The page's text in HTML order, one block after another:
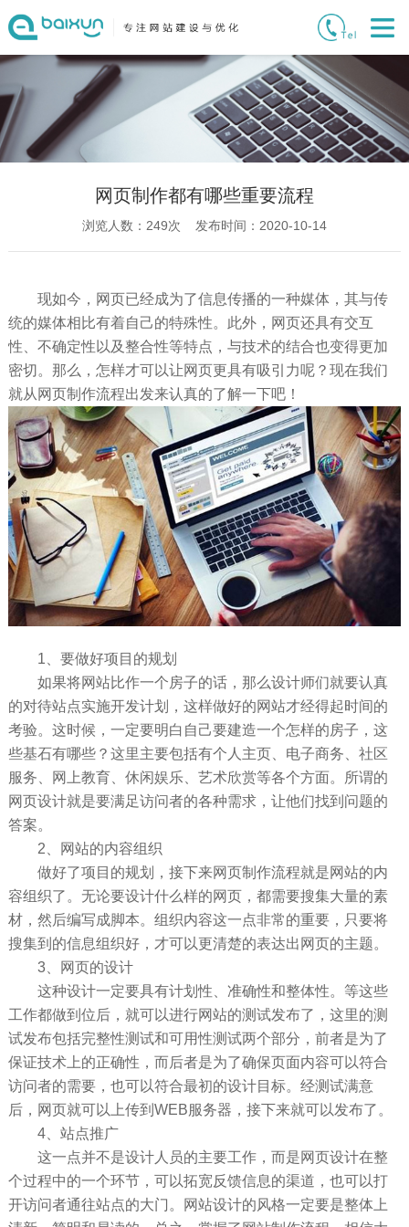
网页制作都有哪些重要流程
浏览人数： 249次 发布时间：2020-10-14
现如今，网页已经成为了信息传播的一种媒体，其与传
统的媒体相比有着自己的特殊性。此外，网页还具有交互
性、不确定性以及整合性等特点，与技术的结合也变得更加
密切。那么，怎样才可以让网页更具有吸引力呢？现在我们
就从网页制作流程出发来认真的了解一下吧！
1、要做好项目的规划
如果将网站比作一个房子的话，那么设计师们就要认真
的对待站点实施开发计划，这样做好的网站才经得起时间的
考验。这时候，一定要明白自己要建造一个怎样的房子，这
些基石有哪些？这里主要包括有个人主页、电子商务、社区
服务、网上教育、休闲娱乐、艺术欣赏等各个方面。所谓的
网页设计就是要满足访问者的各种需求，让他们找到问题的
答案。
2、网站的内容组织
做好了项目的规划，接下来网页制作流程就是网站的内
容组织了。无论要设计什么样的网页，都需要搜集大量的素
材，然后编写成脚本。组织内容这一点非常的重要，只要将
搜集到的信息组织好，才可以更清楚的表达出网页的主题。
3、网页的设计
这种设计一定要具有计划性、准确性和整体性。等这些
工作都做到位后，就可以进行网站的测试发布了，这里的测
试发布包括完整性测试和可用性测试两个部分，前者是为了
保证技术上的正确性，而后者是为了确保页面内容可以符合
访问者的需要，也可以符合最初的设计目标。经测试满意
后，网页就可以上传到WEB服务器，接下来就可以发布了。
4、站点推广
这一点并不是设计人员的主要工作，而是网页设计在整
个过程中的一个环节，可以拓宽反馈信息的渠道，也可以打
开访问者通往站点的大门。网站设计的风格一定要是整体上